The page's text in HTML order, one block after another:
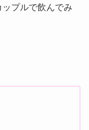
プルで飲んでみ